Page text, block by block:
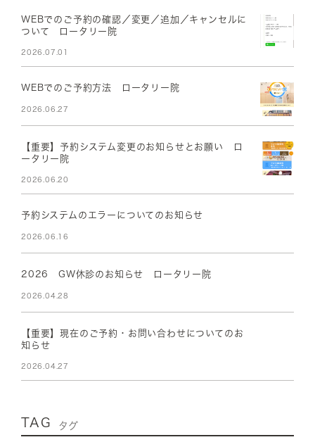
WEBでのご予約の確認／変更／追加／キャンセルに
ついて ロータリー院
2026.07.01
WEBでのご予約方法 ロータリー院
2026.06.27
【重要】予約システム変更のお知らせとお願い ロ
ータリー院
2026.06.20
予約システムのエラーについてのお知らせ
2026.06.16
2026 GW休診のお知らせ ロータリー院
2026.04.28
【重要】現在のご予約・お問い合わせについてのお
知らせ
2026.04.27
TAG タグ